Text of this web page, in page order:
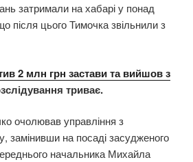
затримали на хабарі у понад
після цього Тимочка звільнили з
2 млн грн застави та вийшов з
триває.
очолював управління з
замінивши на посаді засудженого
начальника Михайла